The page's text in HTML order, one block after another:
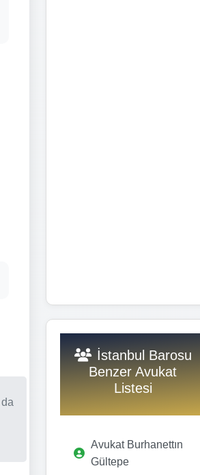
İstanbul Barosu
Benzer Avukat
Listesi
Avukat Burhanettın
Gültepe